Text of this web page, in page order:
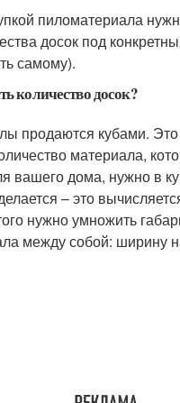
пиломатериала
досок под
самому).
количество досок?
продаются кубами. Это
материала,
вашего дома, нужно в
– это
нужно умножить
между собой: ширину